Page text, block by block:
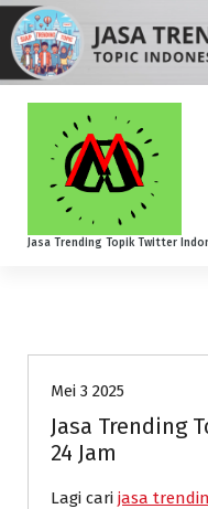
S
p
Jasa Trending Topik Twitter
Mei 3 2025
Jasa Trending
24 Jam
Lagi cari jasa